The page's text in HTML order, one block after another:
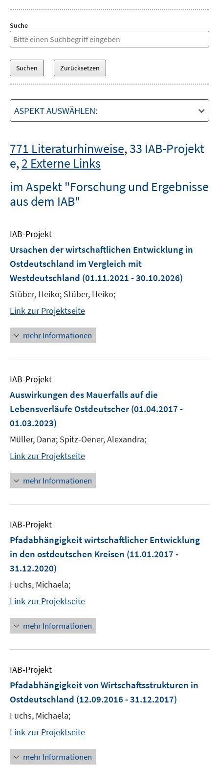
Suche
ASPEKT AUSWÄHLEN:
771 Literaturhinweise,33 IAB-Projekt
e,2 Externe Links
im Aspekt "Forschung und Ergebnisse
aus dem IAB"
IAB-Projekt
Ursachen der wirtschaftlichen Entwicklung in
Ostdeutschland im Vergleich mit
Westdeutschland (01.11.2021 - 30.10.2026)
Stüber, Heiko; Stüber, Heiko;
Link zur Projektseite
mehr Informationen
IAB-Projekt
Auswirkungen des Mauerfalls auf die
Lebensverläufe Ostdeutscher (01.04.2017 -
01.03.2023)
Müller, Dana; Spitz-Oener, Alexandra;
Link zur Projektseite
mehr Informationen
IAB-Projekt
Pfadabhängigkeit wirtschaftlicher Entwicklung
in den ostdeutschen Kreisen (11.01.2017 -
31.12.2020)
Fuchs, Michaela;
Link zur Projektseite
mehr Informationen
IAB-Projekt
Pfadabhängigkeit von Wirtschaftsstrukturen in
Ostdeutschland (12.09.2016 - 31.12.2017)
Fuchs, Michaela;
Link zur Projektseite
mehr Informationen